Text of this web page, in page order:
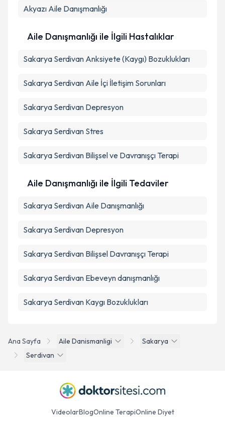
Ana Sayfa Aile Danismanligi
Sakarya
Serdivan
Akyazı Aile Danışmanlığı
Aile Danışmanlığı ile İlgili Hastalıklar
Sakarya Serdivan Anksiyete (Kaygı) Bozuklukları
Sakarya Serdivan Aile İçi İletişim Sorunları
Sakarya Serdivan Depresyon
Sakarya Serdivan Stres
Sakarya Serdivan Bilişsel ve Davranışçı Terapi
Aile Danışmanlığı ile İlgili Tedaviler
Sakarya Serdivan Aile Danışmanlığı
Sakarya Serdivan Depresyon
Sakarya Serdivan Bilişsel Davranışçı Terapi
Sakarya Serdivan Ebeveyn danışmanlığı
Sakarya Serdivan Kaygı Bozuklukları
VideolarBlogOnline TerapiOnline Diyet